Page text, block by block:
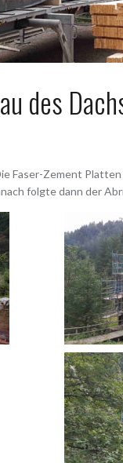
des
Faser-Zement
folgte dann der